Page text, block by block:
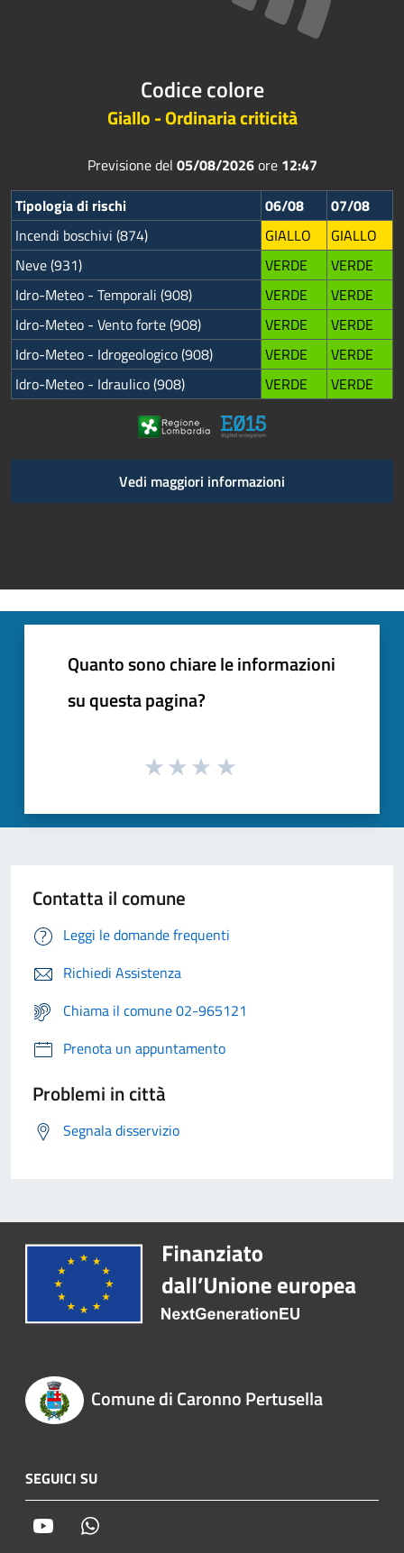
Codice colore
Giallo - Ordinaria criticità
Previsione del 05/08/2026ore 12:47
Tipologia di rischi
06/08
07/08
Incendi boschivi (874)
GIALLO
GIALLO
Neve (931)
VERDE
VERDE
Idro-Meteo - Temporali (908)
VERDE
VERDE
Idro-Meteo - Vento forte (908)
VERDE
VERDE
Idro-Meteo - Idrogeologico (908)
VERDE
VERDE
Idro-Meteo - Idraulico (908)
VERDE VERDE
Vedi maggiori informazioni
Quanto sono chiare le informazioni
su questa pagina?
Contatta il comune
Leggi le domande frequenti
Richiedi Assistenza
Chiama il comune 02-965121
Prenota un appuntamento
Problemi in città
Segnala disservizio
Comune di Caronno Pertusella
SEGUICI SU
Youtube